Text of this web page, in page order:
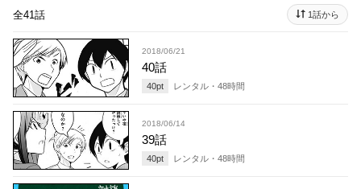
全41話 1話から
2018/06/21
40話
40pt レンタル・ 48時間
2018/06/14
39話
40pt レンタル・ 48時間